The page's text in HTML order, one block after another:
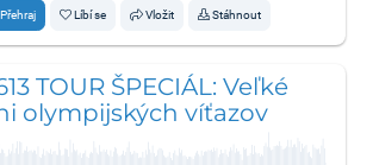
Přehraj Líbí se Vložit Stáhnout
TOUR ŠPECIÁL: Veľké
olympijských víťazov